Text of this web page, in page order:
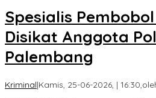
Spesialis
Disikat Anggota
Palembang
Kriminal|Kamis, 25-06-2026, | 16:30,